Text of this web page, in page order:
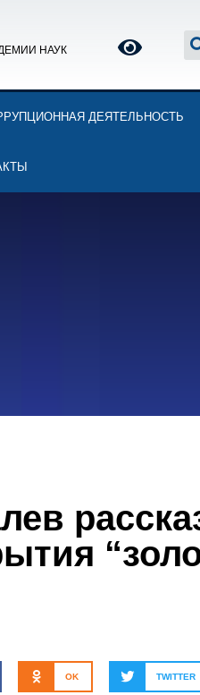
НАУК
ДЕЯТЕЛЬНОСТЬ
OK TWITTER